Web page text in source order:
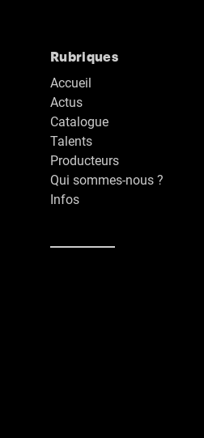
Rubriques
Accueil
Actus
Catalogue
Talents
Producteurs
Qui sommes-nous ?
Infos